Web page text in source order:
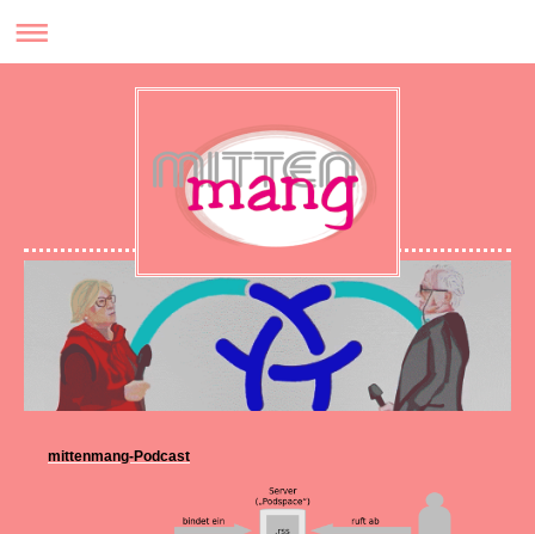
mittenmang-Podcast